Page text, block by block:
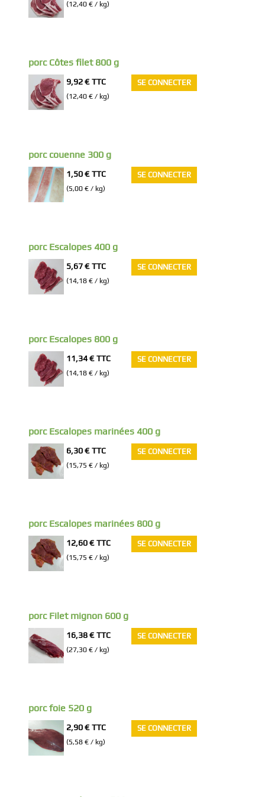
(12,40 € / kg)
porc Côtes filet 800 g
9,92 € TTC
(12,40 € / kg)
SE CONNECTER
porc couenne 300 g
1,50 € TTC
(5,00 € / kg)
SE CONNECTER
porc Escalopes 400 g
5,67 € TTC
(14,18 € / kg)
SE CONNECTER
porc Escalopes 800 g
11,34 € TTC
(14,18 € / kg)
SE CONNECTER
porc Escalopes marinées 400 g
6,30 € TTC
(15,75 € / kg)
SE CONNECTER
porc Escalopes marinées 800 g
12,60 € TTC
(15,75 € / kg)
SE CONNECTER
porc Filet mignon 600 g
16,38 € TTC
(27,30 € / kg)
SE CONNECTER
porc foie 520 g
2,90 € TTC
(5,58 € / kg)
SE CONNECTER